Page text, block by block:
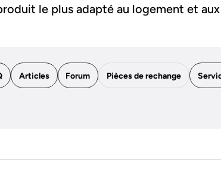
le plus adapté au logement et
Articles Forum Pièces de rechange